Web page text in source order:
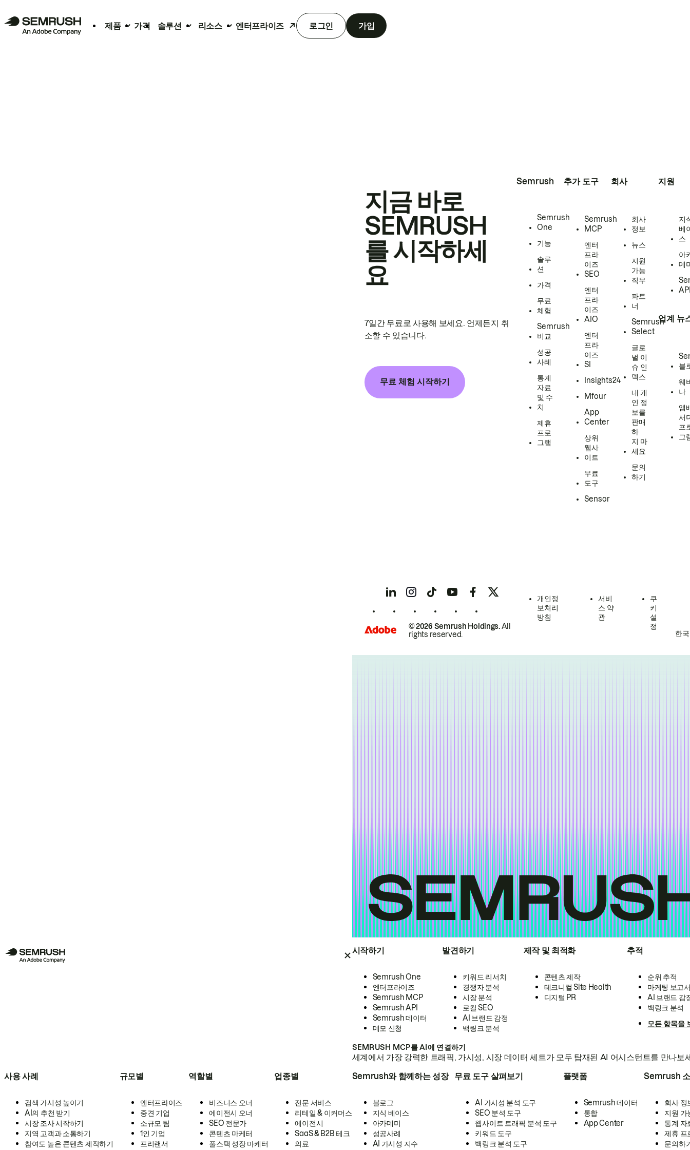
제품 가격 솔루션 리소스 엔터프라이즈 로그인 가입
시작하기
Semrush One
엔터프라이즈
Semrush MCP
Semrush API
Semrush 데이터
데모 신청
발견하기
키워드 리서치
경쟁자 분석
시장 분석
로컬 SEO
AI 브랜드 감정
백링크 분석
제작 및 최적화
콘텐츠 제작
테크니컬 Site Health
디지털 PR
추적
순위 추적
마케팅 보고
AI 브랜드 감
백링크 분석
모든 항목을
SEMRUSH MCP를 AI에 연결하기
세계에서 가장 강력한 트래픽, 가시성, 시장 데이터 세트가 모두 탑재된 AI 어시스턴트를 만나보
사용 사례
검색 가시성 높이기
AI의 추천 받기
시장 조사 시작하기
지역 고객과 소통하기
참여도 높은 콘텐츠 제작하기
규모별
엔터프라이즈
중견 기업
소규모 팀
1인 기업
프리랜서
역할별
비즈니스 오너
에이전시 오너
SEO 전문가
콘텐츠 마케터
풀스택 성장 마케터
업종별
전문 서비스
리테일 & 이커머스
에이전시
SaaS & B2B 테크
의료
Semrush와 함께하는 성장
블로그
지식 베이스
아카데미
성공사례
AI 가시성 지수
무료 도구 살펴보기
AI 가시성 분석 도구
SEO 분석 도구
웹사이트 트래픽 분석 도구
키워드 도구
백링크 분석 도구
플랫폼
Semrush 데이터
통합
App Center
Semrush
회사 정
지원 가
통계 자
제휴 프
문의하
지금 바로
SEMRUSH
를 시작하세
요
7일간 무료로 사용해 보세요. 언제든지 취
소할 수 있습니다.
무료 체험 시작하기
Semrush
Semrush
One
기능
솔루
션
가격
무료
체험
Semrush
비교
성공
사례
통계
자료
및 수
치
제휴
프로
그램
추가 도구
Semrush
MCP
엔터
프라
이즈
SEO
엔터
프라
이즈
AIO
엔터
프라
이즈
SI
Insights24
Mfour
App
Center
상위
웹사
이트
무료
도구
Sensor
회사
회사
정보
뉴스
지원
가능
직무
파트
너
Semrush
Select
글로
벌 이
슈 인
덱스
내 개
인 정
보를
판매
하
지 마
세요
문의
하기
지원
지
베
스
아
데
업계 뉴
블
웨
나
앰
서
프
그
© 2026 Semrush Holdings.All
rights reserved.
개인정
보처리
방침
서비
스 약
관
쿠
키
설
정
한